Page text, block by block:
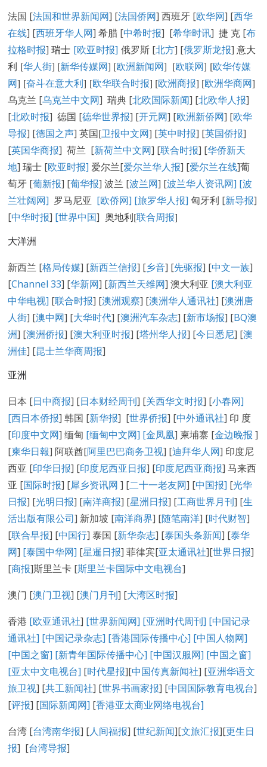
法国 [法国和世界新闻网] [法国侨网] 西班牙 [欧华网] [西华
在线] [西班牙华人网] 希腊 [中希时报] [希华时讯] 捷 克 [布
拉格时报]瑞士 [欧亚时报] 俄罗斯 [北方] [俄罗斯龙报]意大
利 [华人街] [新华传媒网] [欧洲新闻网] [欧联网] [欧华传媒
网] [奋斗在意大利] [欧华联合时报] [欧洲商报] [欧洲华商网]
乌克兰 [乌克兰中文网] 瑞典 [北欧国际新闻] [北欧华人报]
[北欧时报] 德国 [德华世界报] [开元网] [欧洲新侨网] [欧华
导报] [德国之声] 英国[卫报中文网] [英中时报] [英国侨报]
[英国华商报] 荷兰 [新荷兰中文网] [联合时报] [华侨新天
地] 瑞士 [欧亚时报] 爱尔兰[爱尔兰华人报] [爱尔兰在线]葡
萄牙 [葡新报] [葡华报] 波兰 [波兰网] [波兰华人资讯网] [波
兰壮阔网] 罗马尼亚 [欧侨网] [旅罗华人报] 匈牙利 [新导报]
[中华时报] [世界中国] 奥地利[联合周报]
大洋洲
新西兰 [格局传媒] [新西兰信报] [乡音] [先驱报] [中文一族]
[Channel 33] [华新网] [新西兰天维网] 澳大利亚 [澳大利亚
中华电视] [联合时报] [澳洲观察] [澳洲华人通讯社] [澳洲唐
人街] [澳中网] [大华时代] [澳洲汽车杂志] [新市场报] [BQ澳
洲] [澳洲侨报] [澳大利亚时报] [塔州华人报] [今日悉尼] [澳
洲佳] [昆士兰华商周报]
亚洲
日本 [日中商报] [日本财经周刊] [关西华文时报] [小春网]
[西日本侨报] 韩国 [新华报] [世界侨报] [中外通讯社] 印 度
[印度中文网] 缅甸 [缅甸中文网] [金凤凰] 柬埔寨 [金边晚报 ]
[柬华日報] 阿联酋[阿里巴巴商务卫视] [迪拜华人网] 印度尼
西亚 [印华日报] [印度尼西亚日报] [印度尼西亚商报] 马来西
亚 [国际时报] [犀乡资讯网 ] [二十一老友网] [中国报] [光华
日报] [光明日报] [南洋商报] [星洲日报] [工商世界月刊] [生
活出版有限公司] 新加坡 [南洋商界] [随笔南洋] [时代财智]
[联合早报] [中国行] 泰国 [新华杂志] [泰国头条新闻] [泰华
网] [泰国中华网] [星暹日报] 菲律宾[亚太通讯社][世界日报]
[商报]斯里兰卡 [斯里兰卡国际中文电视台]
澳门 [澳门卫视] [澳门月刊] [大湾区时报]
香港 [欧亚通讯社] [世界新闻网] [亚洲时代周刊] [中国记录
通讯社] [中国记录杂志] [香港国际传播中心] [中国人物网]
[中国之窗] [新青年国际传播中心] [中国汉服网] [中国之窗]
[亚太中文电视台] [时代星报][中国传真新闻社] [亚洲华语文
旅卫视] [共工新闻社] [世界书画家报] [中国国际教育电视台]
[评报] [国际新闻网] [香港亚太商业网络电视台]
台湾 [台湾南华报] [人间福报] [世纪新闻][文旅汇报][更生日
报] [台湾导报]